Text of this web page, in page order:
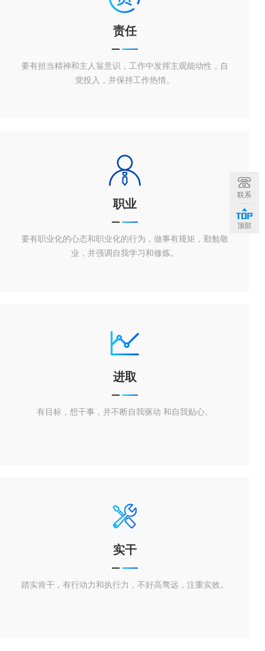
责任
要有担当精神和主人翁意识，工作中发挥主观能动性，自
觉投入，并保持工作热情。
职业
要有职业化的心态和职业化的行为，做事有规矩，勤勉敬
业，并强调自我学习和修炼。
进取
有目标，想干事，并不断自我驱动 和自我贴心。
实干
踏实肯干，有行动力和执行力，不好高骛远，注重实效。
联系
顶部